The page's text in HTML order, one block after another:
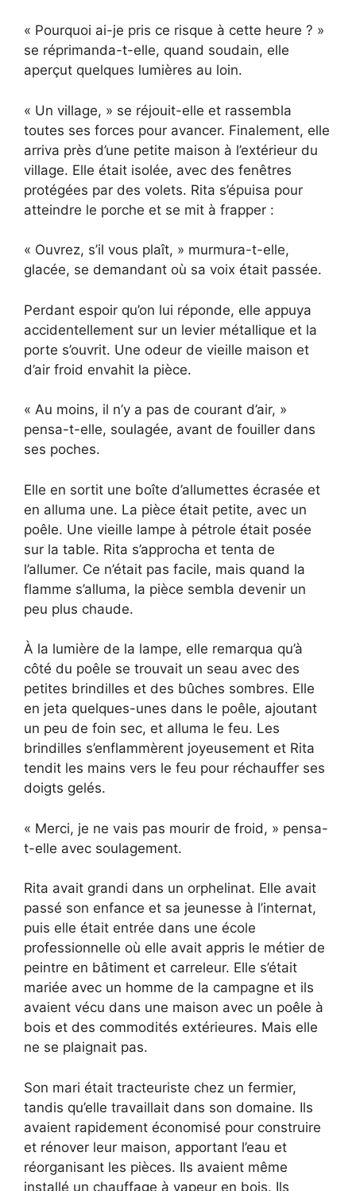
« Pourquoi ai-je pris ce risque à cette heure ? »
se réprimanda-t-elle, quand soudain, elle
aperçut quelques lumières au loin.
« Un village, » se réjouit-elle et rassembla
toutes ses forces pour avancer. Finalement, elle
arriva près d’une petite maison à l’extérieur du
village. Elle était isolée, avec des fenêtres
protégées par des volets. Rita s’épuisa pour
atteindre le porche et se mit à frapper :
« Ouvrez, s’il vous plaît, » murmura-t-elle,
glacée, se demandant où sa voix était passée.
Perdant espoir qu’on lui réponde, elle appuya
accidentellement sur un levier métallique et la
porte s’ouvrit. Une odeur de vieille maison et
d’air froid envahit la pièce.
« Au moins, il n’y a pas de courant d’air, »
pensa-t-elle, soulagée, avant de fouiller dans
ses poches.
Elle en sortit une boîte d’allumettes écrasée et
en alluma une. La pièce était petite, avec un
poêle. Une vieille lampe à pétrole était posée
sur la table. Rita s’approcha et tenta de
l’allumer. Ce n’était pas facile, mais quand la
flamme s’alluma, la pièce sembla devenir un
peu plus chaude.
À la lumière de la lampe, elle remarqua qu’à
côté du poêle se trouvait un seau avec des
petites brindilles et des bûches sombres. Elle
en jeta quelques-unes dans le poêle, ajoutant
un peu de foin sec, et alluma le feu. Les
brindilles s’enflammèrent joyeusement et Rita
tendit les mains vers le feu pour réchauffer ses
doigts gelés.
« Merci, je ne vais pas mourir de froid, » pensa-
t-elle avec soulagement.
Rita avait grandi dans un orphelinat. Elle avait
passé son enfance et sa jeunesse à l’internat,
puis elle était entrée dans une école
professionnelle où elle avait appris le métier de
peintre en bâtiment et carreleur. Elle s’était
mariée avec un homme de la campagne et ils
avaient vécu dans une maison avec un poêle à
bois et des commodités extérieures. Mais elle
ne se plaignait pas.
Son mari était tracteuriste chez un fermier,
tandis qu’elle travaillait dans son domaine. Ils
avaient rapidement économisé pour construire
et rénover leur maison, apportant l’eau et
réorganisant les pièces. Ils avaient même
installé un chauffage à vapeur en bois. Ils